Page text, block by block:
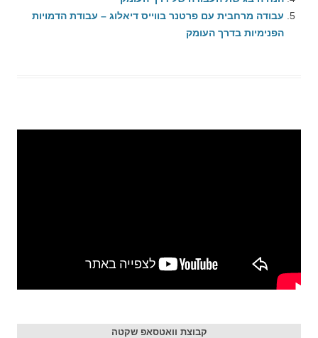
עבודה מרחבית עם פרטנר בווייס דיאלוג – עבודת הדמויות
הפנימיות בדרך העומק
קבוצת וואטסאפ שקטה